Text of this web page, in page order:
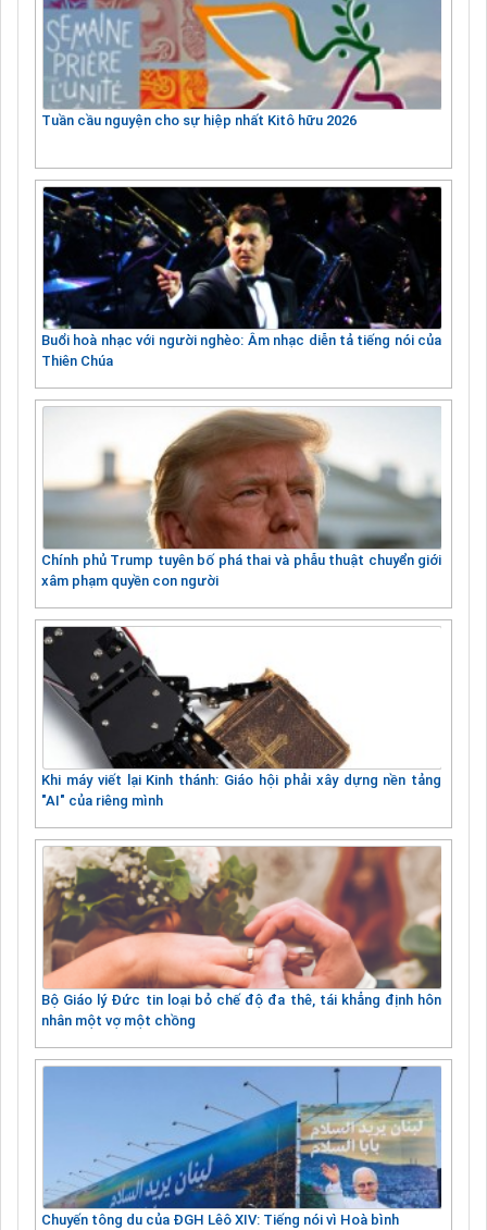
Tuần cầu nguyện cho sự hiệp nhất Kitô hữu 2026
Buổi hoà nhạc với người nghèo: Âm nhạc diễn tả tiếng nói của
Thiên Chúa
Chính phủ Trump tuyên bố phá thai và phẫu thuật chuyển giới
xâm phạm quyền con người
Khi máy viết lại Kinh thánh: Giáo hội phải xây dựng nền tảng
"AI" của riêng mình
Bộ Giáo lý Đức tin loại bỏ chế độ đa thê, tái khẳng định hôn
nhân một vợ một chồng
Chuyến tông du của ĐGH Lêô XIV: Tiếng nói vì Hoà bình